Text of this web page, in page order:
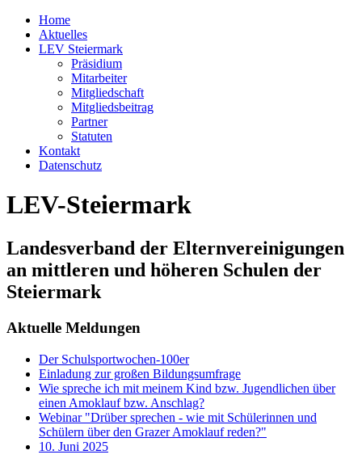
Home
Aktuelles
LEV Steiermark
Präsidium
Mitarbeiter
Mitgliedschaft
Mitgliedsbeitrag
Partner
Statuten
Kontakt
Datenschutz
LEV-Steiermark
Landesverband der Elternvereinigungen
an mittleren und höheren Schulen der
Steiermark
Aktuelle Meldungen
Der Schulsportwochen-100er
Einladung zur großen Bildungsumfrage
Wie spreche ich mit meinem Kind bzw. Jugendlichen über
einen Amoklauf bzw. Anschlag?
Webinar "Drüber sprechen - wie mit Schülerinnen und
Schülern über den Grazer Amoklauf reden?"
10. Juni 2025